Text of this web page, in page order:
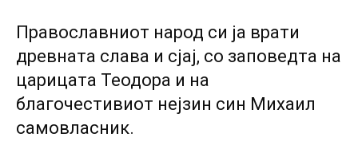
Православниот народ си ја врати
древната слава и сјај, со заповедта на
царицата Теодора и на
благочестивиот нејзин син Михаил
самовласник.